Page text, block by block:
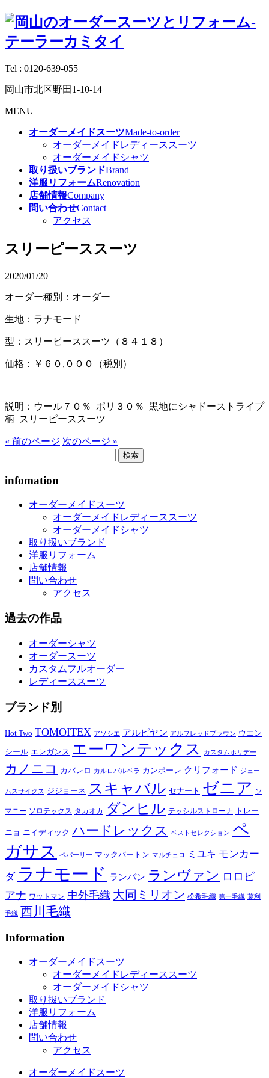
Tel : 0120-639-055
岡山市北区野田1-10-14
MENU
オーダーメイドスーツMade-to-order
オーダーメイドレディーススーツ
オーダーメイドシャツ
取り扱いブランドBrand
洋服リフォームRenovation
店舗情報Company
問い合わせContact
アクセス
スリーピーススーツ
2020/01/20
オーダー種別：オーダー
生地：ラナモード
型：スリーピーススーツ（８４１８）
価格：￥６０,０００（税別）
説明：ウール７０％ ポリ３０％ 黒地にシャドーストライプ
柄 スリーピーススーツ
« 前のページ 次のページ »
infomation
オーダーメイドスーツ
オーダーメイドレディーススーツ
オーダーメイドシャツ
取り扱いブランド
洋服リフォーム
店舗情報
問い合わせ
アクセス
過去の作品
オーダーシャツ
オーダースーツ
カスタムフルオーダー
レディーススーツ
ブランド別
Hot Two TOMOITEX アソシエ アルピヤン アルフレッドブラウン ウエン
シール エレガンス エーワンテックス カスタムホリデー
カノニコ カバレロ カルロバルベラ カンポーレ クリフォード ジェー
ムスサイクス ジジョーネ スキャバル セナート ゼニア ソ
マニー ソロテックス タカオカ ダンヒル テッシルストローナ トレー
ニョ ニイディック ハードレックス ベストセレクション ペ
ガサス
ペパーリー マックバートン マルチェロ ミユキ モンカー
ダ ラナモード ランバン ランヴァン ロロピ
アナ ワットマン 中外毛織 大同ミリオン 松希毛織 第一毛織 葛利
毛織 西川毛織
Information
オーダーメイドスーツ
オーダーメイドレディーススーツ
オーダーメイドシャツ
取り扱いブランド
洋服リフォーム
店舗情報
問い合わせ
アクセス
オーダーメイドスーツ